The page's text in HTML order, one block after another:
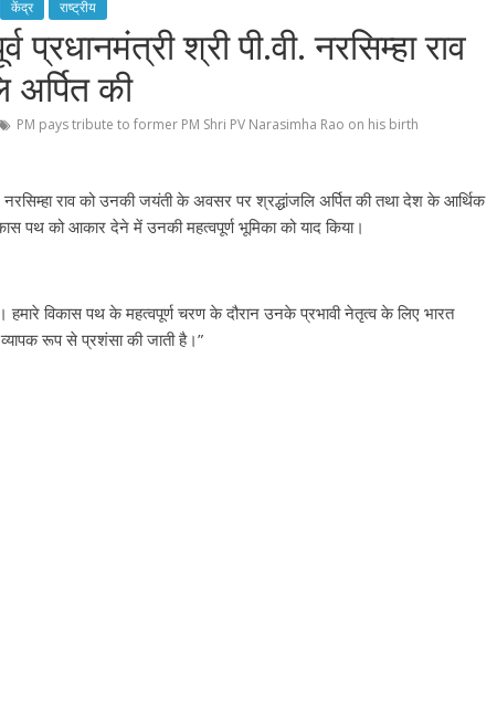
केंद्र राष्ट्रीय
श्री पी.वी. नरसिम्हा राव
की
PM pays tribute to former PM Shri PV Narasimha Rao on his birth
नरसिम्हा राव को उनकी जयंती के अवसर पर श्रद्धांजलि अर्पित की तथा देश के आर्थिक
पथ को आकार देने में उनकी महत्वपूर्ण भूमिका को याद किया।
हमारे विकास पथ के महत्वपूर्ण चरण के दौरान उनके प्रभावी नेतृत्व के लिए भारत
व्यापक रूप से प्रशंसा की जाती है।”